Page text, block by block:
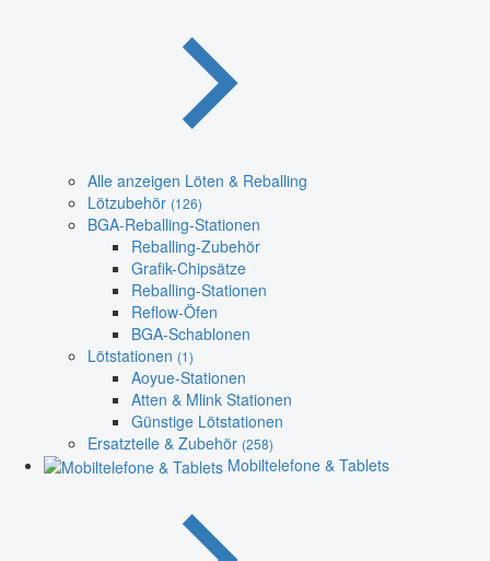
Alle anzeigen Löten & Reballing
Lötzubehör (126)
BGA-Reballing-Stationen
Reballing-Zubehör
Grafik-Chipsätze
Reballing-Stationen
Reflow-Öfen
BGA-Schablonen
Lötstationen (1)
Aoyue-Stationen
Atten & Mlink Stationen
Günstige Lötstationen
Ersatzteile & Zubehör (258)
Mobiltelefone & Tablets